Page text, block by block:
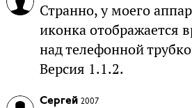
Странно, у моего
иконка отображается
над телефонной
Версия 1.1.2.
Сергей 2007